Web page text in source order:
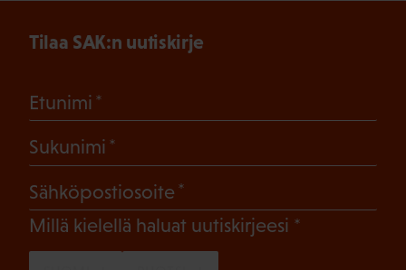
Tilaa SAK:n uutiskirje
Etunimi
Sukunimi
Sähköpostiosoite
Millä kielellä haluat uutiskirjeesi (Pakollinen)